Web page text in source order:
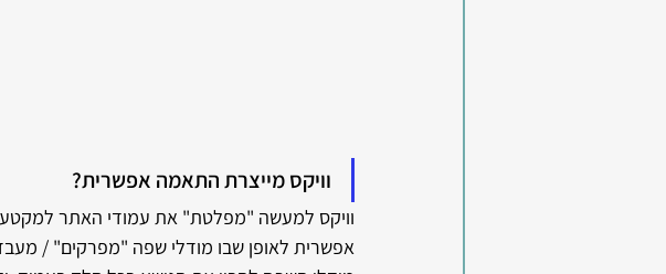
וויקס מייצרת התאמה אפשרית?
אפשרית לאופן שבו מודלי שפה "מפרקים" /